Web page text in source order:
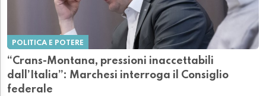
POLITICA E POTERE
“Crans-Montana, pressioni inaccettabili
dall’Italia”: Marchesi interroga il Consiglio
federale